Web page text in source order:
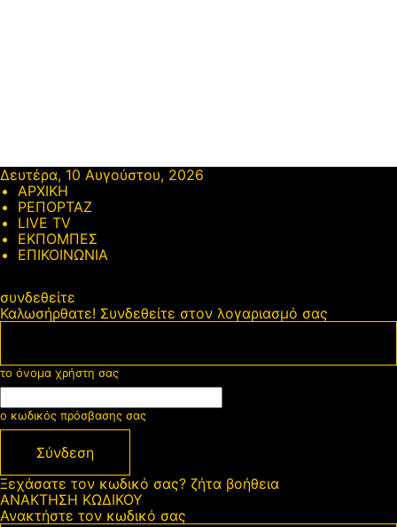
Δευτέρα, 10 Αυγούστου, 2026
ΑΡΧΙΚΗ
ΡΕΠΟΡΤΑΖ
LIVE TV
ΕΚΠΟΜΠΕΣ
ΕΠΙΚΟΙΝΩΝΙΑ
συνδεθείτε
Καλωσήρθατε! Συνδεθείτε στον λογαριασμό σας
το όνομα χρήστη σας
ο κωδικός πρόσβασης σας
Ξεχάσατε τον κωδικό σας? ζήτα βοήθεια
ΑΝΑΚΤΗΣΗ ΚΩΔΙΚΟΥ
Ανακτήστε τον κωδικό σας